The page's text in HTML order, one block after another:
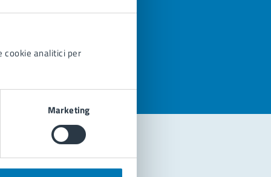
cookie analitici per
Marketing